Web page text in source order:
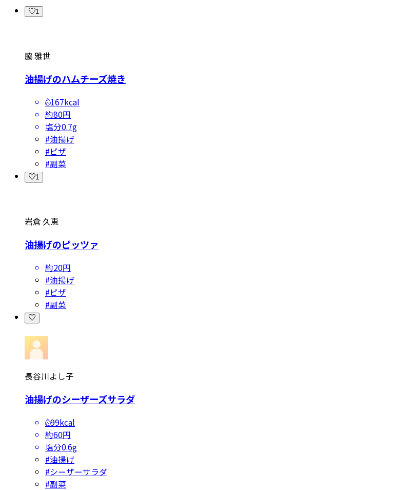
1
脇 雅世
油揚げのハムチーズ焼き
167kcal
約80円
塩分0.7g
#油揚げ
#ピザ
#副菜
1
岩倉 久恵
油揚げのピッツァ
約20円
#油揚げ
#ピザ
#副菜
長谷川よし子
油揚げのシーザーズサラダ
99kcal
約60円
塩分0.6g
#油揚げ
#シーザーサラダ
#副菜